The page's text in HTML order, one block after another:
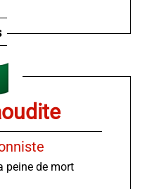
peine de mort